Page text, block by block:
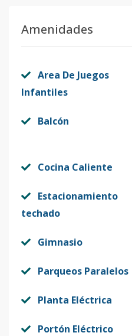
Amenidades
Area De Juegos
Infantiles
Balcón
Cocina Caliente
Estacionamiento
techado
Gimnasio
Parqueos Paralelos
Planta Eléctrica
Portón Eléctrico